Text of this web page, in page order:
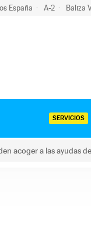
España A-2 Baliza
SERVICIOS
acoger a las ayudas